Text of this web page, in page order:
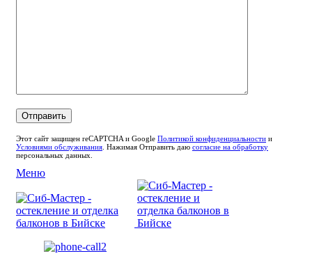
Этот сайт защищен reCAPTCHA и Google Политикой конфиденциальности и
Условиями обслуживания . Нажимая Отправить даю согласие на обработку
персональных данных.
Меню